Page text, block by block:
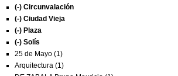
(-) Circunvalación
(-) Ciudad Vieja
(-) Plaza
(-) Solís
25 de Mayo (1)
Arquitectura (1)